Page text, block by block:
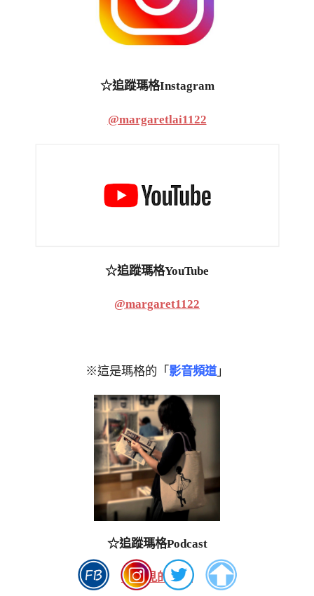
☆追蹤瑪格Instagram
@margaretlai1122
☆追蹤瑪格YouTube
@margaret1122
※這是瑪格的「 影音頻道」
☆追蹤瑪格Podcast
看不見的風景